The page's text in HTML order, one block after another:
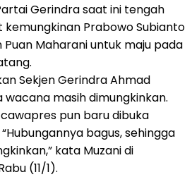
Gerindra saat ini tengah
Prabowo Subianto
Maharani untuk maju pada
Sekjen Gerindra Ahmad
wacana masih dimungkinkan.
pun baru dibuka
bagus, sehingga
kata Muzani di
(11/1).